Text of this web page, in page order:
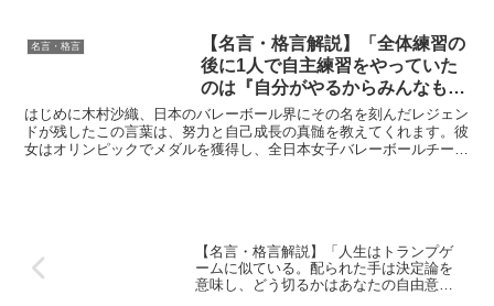
い意味と得られる教訓
名言・格言
【名言・格言解説】「全体練習の
後に1人で自主練習をやっていた
のは『自分がやるからみんなも』
と強要するためじゃなく、ひたす
ら自分に自信をつけるため。」by
木村沙織の深い意味と得られる教
はじめに木村沙織、日本のバレーボール界にその名を刻んだレジェン
ドが残したこの言葉は、努力と自己成長の真髄を教えてくれます。彼
女はオリンピックでメダルを獲得し、全日本女子バレーボールチーム
【名言・格言解説】「人生はトランプゲ
ームに似ている。配られた手は決定論を
意味し、どう切るかはあなたの自由意志